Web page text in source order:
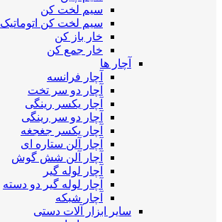
سیم لخت کن
سیم لخت کن اتوماتیک
خار باز کن
خار جمع کن
آچار ها
آچار فرانسه
آچار دو سر تخت
آچار یکسر رینگی
آچار دو سر رینگی
آچار یکسر جغجغه
آچار آلن ستاره ای
آچار آلن شش گوش
آچار لوله گیر
آچار لوله گیر دو دسته
آچار شبکه
سایر ابزار آلات دستی